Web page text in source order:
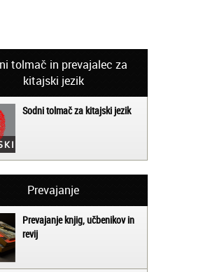
tolmač in prevajalec za
kitajski jezik
Sodni tolmač za kitajski jezik
Prevajanje
Prevajanje knjig, učbenikov in
revij